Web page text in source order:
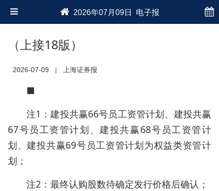
2026年07月09日 电子报
（上接18版）
2026-07-09 上海证券报
■
注1：建投共赢66号员工资管计划、建投共赢
67号员工资管计划、建投共赢68号员工资管计
划、建投共赢69号员工资管计划为权益类资管计
划；
注2：最终认购股数待确定发行价格后确认；